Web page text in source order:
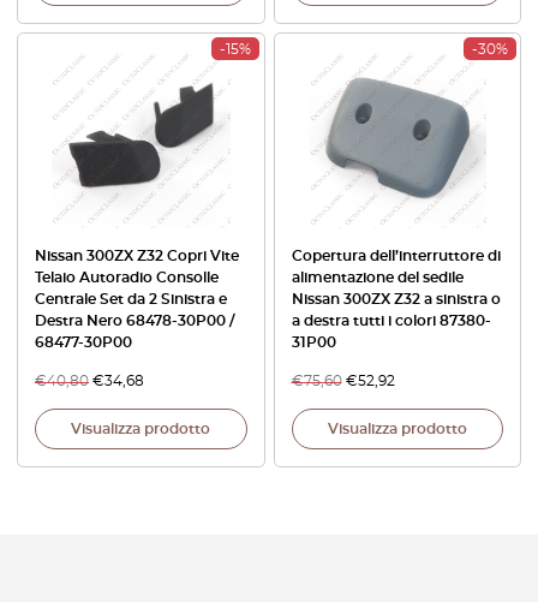
-15%
Nissan 300ZX Z32 Copri Vite
Telaio Autoradio Consolle
Centrale Set da 2 Sinistra e
Destra Nero 68478-30P00 /
68477-30P00
€40,80 €34,68
Visualizza prodotto
-30%
Copertura dell’interruttore di
alimentazione del sedile
Nissan 300ZX Z32 a sinistra o
a destra tutti i colori 87380-
31P00
€75,60 €52,92
Visualizza prodotto